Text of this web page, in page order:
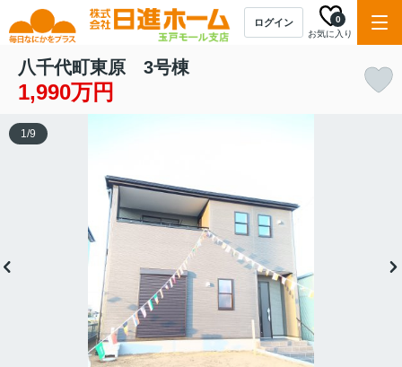
ログイン
お気に入り
0
八千代町東原 3号棟
1,990万円
1/9